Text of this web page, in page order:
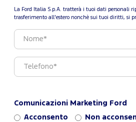
La Ford Italia S.p.A. tratterà i tuoi dati personali
trasferimento all'estero nonchè sui tuoi diritti, si
Comunicazioni Marketing Ford
Acconsento Non